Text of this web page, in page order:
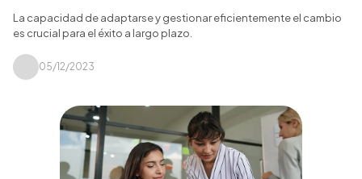
La capacidad de adaptarse y gestionar eficientemente el cambio
es crucial para el éxito a largo plazo.
05/12/2023